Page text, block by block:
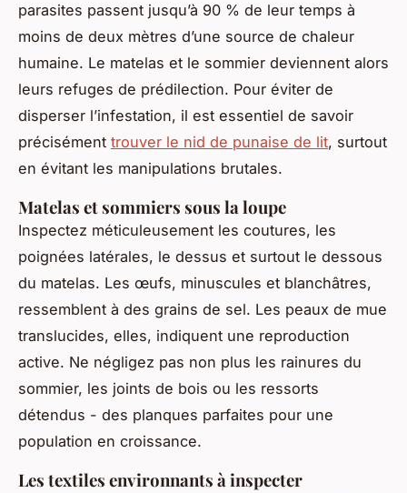
parasites passent jusqu’à 90 % de leur temps à
moins de deux mètres d’une source de chaleur
humaine. Le matelas et le sommier deviennent alors
leurs refuges de prédilection. Pour éviter de
disperser l’infestation, il est essentiel de savoir
précisément trouver le nid de punaise de lit, surtout
en évitant les manipulations brutales.
Matelas et sommiers sous la loupe
Inspectez méticuleusement les coutures, les
poignées latérales, le dessus et surtout le dessous
du matelas. Les œufs, minuscules et blanchâtres,
ressemblent à des grains de sel. Les peaux de mue
translucides, elles, indiquent une reproduction
active. Ne négligez pas non plus les rainures du
sommier, les joints de bois ou les ressorts
détendus - des planques parfaites pour une
population en croissance.
Les textiles environnants à inspecter